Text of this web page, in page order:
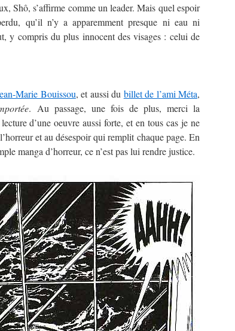
Shô, s’affirme comme un leader. Mais quel espoir
qu’il n’y a apparemment presque ni eau ni
y compris du plus innocent des visages : celui de
Marie Bouissou, et aussi du billet de l’ami Méta,
. Au passage, une fois de plus, merci la
d’une oeuvre aussi forte, et en tous cas je ne
et au désespoir qui remplit chaque page. En
manga d’horreur, ce n’est pas lui rendre justice.